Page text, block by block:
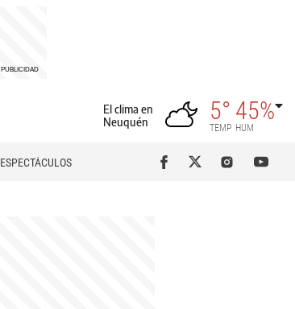
El clima en
Neuquén
5°
TEMP
45%
HUM
ESPECTÁCULOS